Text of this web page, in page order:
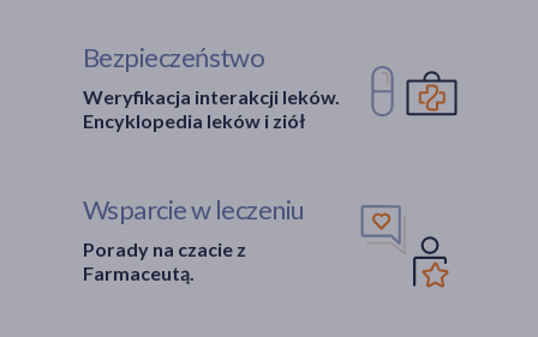
Bezpieczeństwo
Weryfikacja interakcji leków.
Encyklopedia leków i ziół
Wsparcie w leczeniu
Porady na czacie z
Farmaceutą.